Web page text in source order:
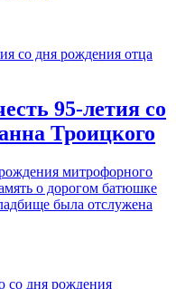
95-летия со
Троицкого
митрофорного
о дорогом батюшке
была отслужена